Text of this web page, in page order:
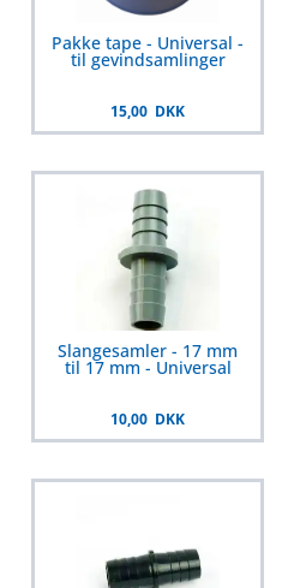
Pakke tape - Universal -
til gevindsamlinger
15,00 DKK
Slangesamler - 17 mm
til 17 mm - Universal
10,00 DKK